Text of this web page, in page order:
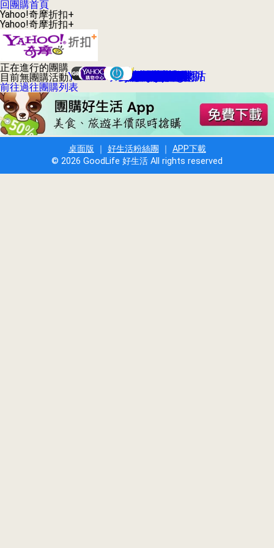
回團購首頁
Yahoo!奇摩折扣+
Yahoo!奇摩折扣+
Yahoo!奇摩折扣+ 官方網站
GROUPON台灣酷朋
17Life
17Shopping
Lets購
GOMAJI夠麻吉
太想要折扣網
Hi-11天天搶優惠
yam揪便宜
愛合購衝店團
Buy917
拉手網
123團購網
愛評嚴選團購
愛購購
集購城
瘋狂賣客
愛揪團
愛台灣團購網
VBONE寵團購
SHOPPING99
優度團購網
大買家
糯米網
HerBuy好買
Yahoo!每日好康
好吃市集
好魚網
生活市集
大折扣
3C市集
正在進行的團購
目前無團購活動。
前往過往團購列表
桌面版 ｜ 好生活粉絲團 ｜ APP下載
© 2026 GoodLife 好生活 All rights reserved